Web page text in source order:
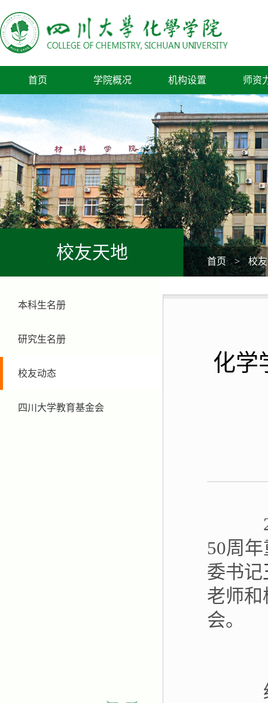
首页 学院概况 机构设置 师资
校友天地 首页 > 校
本科生名册
研究生名册
校友动态
四川大学教育基金会
化学
50周
委书记
老师
会。
经